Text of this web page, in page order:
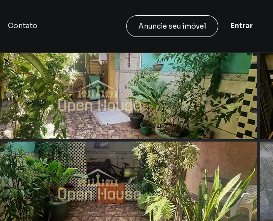
Contato Anuncie seu imóvel Entrar